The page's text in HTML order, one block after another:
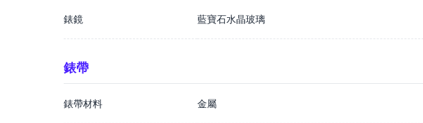
錶鏡 藍寶石水晶玻璃
錶帶
錶帶材料 金屬